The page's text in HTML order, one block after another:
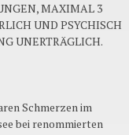
MAXIMAL 3
UND PSYCHISCH
UNERTRÄGLICH.
Schmerzen im
bei renommierten